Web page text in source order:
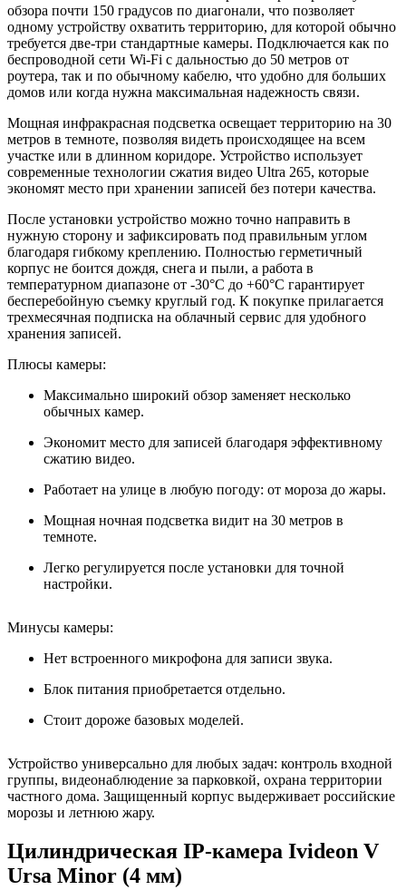
обзора почти 150 градусов по диагонали, что позволяет
одному устройству охватить территорию, для которой обычно
требуется две-три стандартные камеры. Подключается как по
беспроводной сети Wi-Fi с дальностью до 50 метров от
роутера, так и по обычному кабелю, что удобно для больших
домов или когда нужна максимальная надежность связи.
Мощная инфракрасная подсветка освещает территорию на 30
метров в темноте, позволяя видеть происходящее на всем
участке или в длинном коридоре. Устройство использует
современные технологии сжатия видео Ultra 265, которые
экономят место при хранении записей без потери качества.
После установки устройство можно точно направить в
нужную сторону и зафиксировать под правильным углом
благодаря гибкому креплению. Полностью герметичный
корпус не боится дождя, снега и пыли, а работа в
температурном диапазоне от -30°C до +60°C гарантирует
бесперебойную съемку круглый год. К покупке прилагается
трехмесячная подписка на облачный сервис для удобного
хранения записей.
Плюсы камеры:
Максимально широкий обзор заменяет несколько
обычных камер.
Экономит место для записей благодаря эффективному
сжатию видео.
Работает на улице в любую погоду: от мороза до жары.
Мощная ночная подсветка видит на 30 метров в
темноте.
Легко регулируется после установки для точной
настройки.
Минусы камеры:
Нет встроенного микрофона для записи звука.
Блок питания приобретается отдельно.
Стоит дороже базовых моделей.
Устройство универсально для любых задач: контроль входной
группы, видеонаблюдение за парковкой, охрана территории
частного дома. Защищенный корпус выдерживает российские
морозы и летнюю жару.
Цилиндрическая IP-камера Ivideon V
Ursa Minor (4 мм)